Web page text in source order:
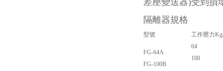
差壓變送器)受到損
隔離器規格
型號 工作壓力
FG-64A
FG-100B
64
100